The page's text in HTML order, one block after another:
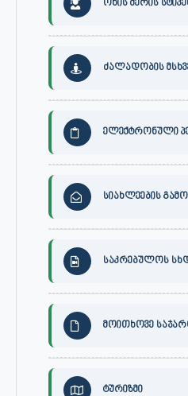
ონის მერის
ძალადობის
ელექტრონული
სიახლეების
საკრებულოს
მოითხოვე
ტურიზმი